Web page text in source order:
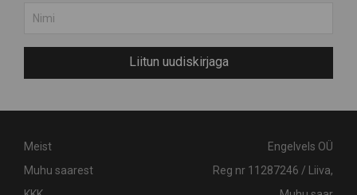
Liitun uudiskirjaga
Meist
Muhu saarest
Engelvels OÜ
Reg nr 11287246 / Liiva,